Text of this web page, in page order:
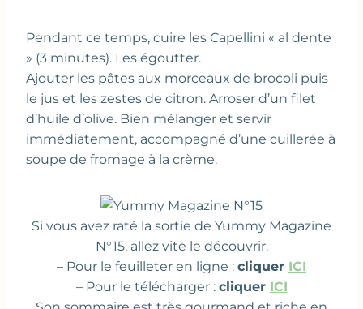
Pendant ce temps, cuire les Capellini « al dente
» (3 minutes). Les égoutter.
Ajouter les pâtes aux morceaux de brocoli puis
le jus et les zestes de citron. Arroser d’un filet
d’huile d’olive. Bien mélanger et servir
immédiatement, accompagné d’une cuillerée à
soupe de fromage à la crème.
Si vous avez raté la sortie de Yummy Magazine
N°15, allez vite le découvrir.
– Pour le feuilleter en ligne : cliquer ICI
– Pour le télécharger : cliquer ICI